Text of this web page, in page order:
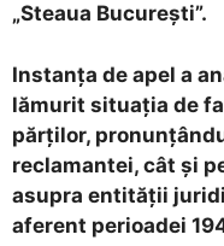
„Steaua Bucureşti”.
Instanţa de apel a
lămurit situaţia de
părţilor,
reclamantei, cât şi
asupra entităţii
aferent perioadei